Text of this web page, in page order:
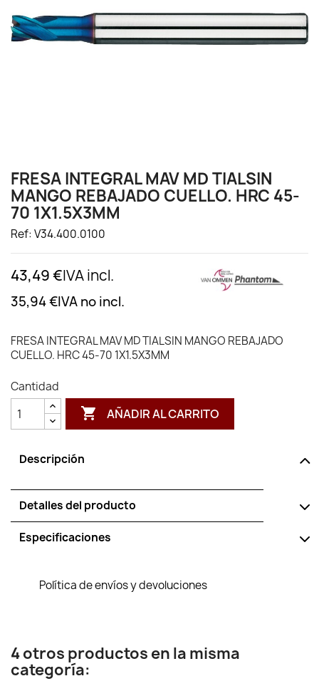
FRESA INTEGRAL MAV MD TIALSIN
MANGO REBAJADO CUELLO. HRC 45-
70 1X1.5X3MM
Ref: V34.400.0100
43,49 €IVA incl.
35,94 €IVA no incl.
FRESA INTEGRAL MAV MD TIALSIN MANGO REBAJADO
CUELLO. HRC 45-70 1X1.5X3MM
Cantidad
 AÑADIR AL CARRITO
Descripción
Detalles del producto
Especificaciones
Política de envíos y devoluciones
4 otros productos en la misma
categoría: